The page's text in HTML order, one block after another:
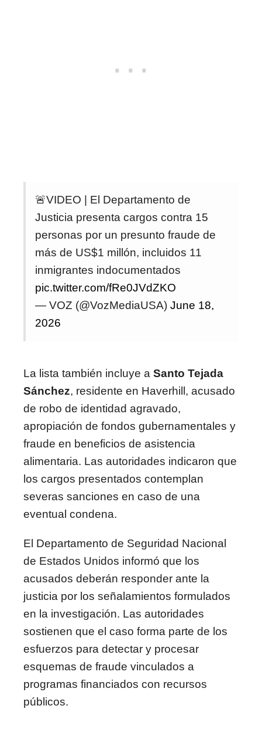
🚨VIDEO | El Departamento de
Justicia presenta cargos contra 15
personas por un presunto fraude de
más de US$1 millón, incluidos 11
inmigrantes indocumentados
pic.twitter.com/fRe0JVdZKO
— VOZ (@VozMediaUSA) June 18,
2026
La lista también incluye a Santo Tejada
Sánchez, residente en Haverhill, acusado
de robo de identidad agravado,
apropiación de fondos gubernamentales y
fraude en beneficios de asistencia
alimentaria. Las autoridades indicaron que
los cargos presentados contemplan
severas sanciones en caso de una
eventual condena.
El Departamento de Seguridad Nacional
de Estados Unidos informó que los
acusados deberán responder ante la
justicia por los señalamientos formulados
en la investigación. Las autoridades
sostienen que el caso forma parte de los
esfuerzos para detectar y procesar
esquemas de fraude vinculados a
programas financiados con recursos
públicos.